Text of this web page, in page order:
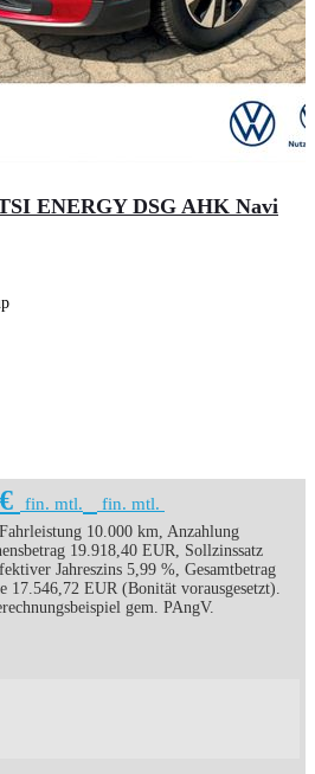
ENERGY DSG AHK Navi
fin. mtl. fin. mtl.
10.000 km, Anzahlung
19.918,40 EUR, Sollzinssatz
Jahreszins 5,99 %, Gesamtbetrag
17.546,72 EUR (Bonität vorausgesetzt).
gem. PAngV.